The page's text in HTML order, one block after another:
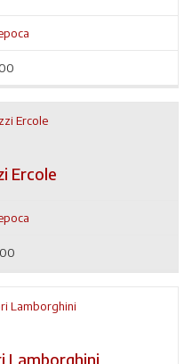
Ercole